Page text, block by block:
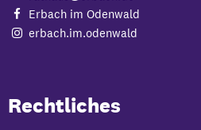
Erbach im Odenwald
erbach.im.odenwald
Rechtliches